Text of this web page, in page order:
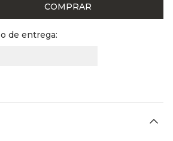
COMPRAR
de entrega: